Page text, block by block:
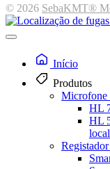
© 2026 SebaKMT®
Início
Produtos
Microfone
HL
HL